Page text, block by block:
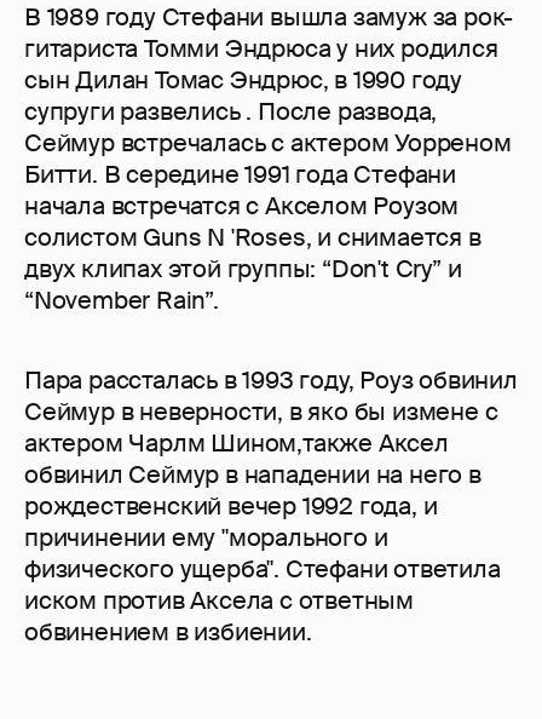
В 1989 году Стефани вышла замуж за рок-
гитариста Томми Эндрюса у них родился
сын Дилан Томас Эндрюс, в 1990 году
супруги развелись . После развода,
Сеймур встречалась с актером Уорреном
Битти. В середине 1991 года Стефани
начала встречатся с Акселом Роузом
солистом Guns N 'Roses, и снимается в
двух клипах этой группы: “Don't Cry” и
“November Rain”.
Пара рассталась в 1993 году, Роуз обвинил
Сеймур в неверности, в яко бы измене с
актером Чарлм Шином,также Аксел
обвинил Сеймур в нападении на него в
рождественский вечер 1992 года, и
причинении ему "морального и
физического ущерба". Стефани ответила
иском против Аксела с ответным
обвинением в избиении.